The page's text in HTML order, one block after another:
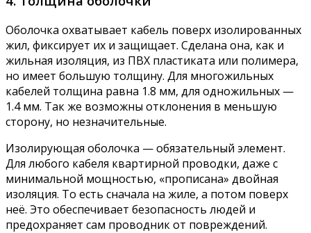
Оболочка охватывает кабель поверх изолированных
жил, фиксирует их и защищает. Сделана она, как и
жильная изоляция, из ПВХ пластиката или полимера,
но имеет большую толщину. Для многожильных
кабелей толщина равна 1.8 мм, для одножильных —
1.4 мм. Так же возможны отклонения в меньшую
сторону, но незначительные.
Изолирующая оболочка — обязательный элемент.
Для любого кабеля квартирной проводки, даже с
минимальной мощностью, «прописана» двойная
изоляция. То есть сначала на жиле, а потом поверх
неё. Это обеспечивает безопасность людей и
предохраняет сам проводник от повреждений.